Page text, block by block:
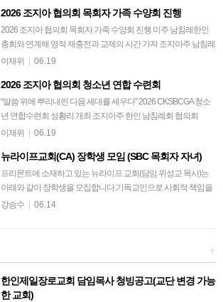
2026 조지아 협의회 목회자 가족 수양회 진행
2026 조지아 협의회 목회자 가족 수양회 진행 미주 남침례한인
총회와 연계해 영적 재충전과 교제의 시간 가져 조지아주 남침례
회 한인교회 협의회(회장 김데이빗 목사)는 지난 6월 8일부터 9
이재위 06.19
2026 조지아 협의회 청소년 연합 수련회
“말씀 위에 뿌리내린 다음 세대를 세우다” 2026 CKSBCGA 청소
년 연합수련회 성황리 개최 조지아주 한인 남침례회 협의회
(CKSBCGA)가 주최한 2026 청소년 연합수련회가 지난 5월 26일
이재위 06.19
뉴라이프교회(CA) 장학생 모임 (SBC 목회자 자녀)
프리몬트에 소재하고 있는 뉴라이프 교회(담임 위성교 목사)는
아래와 같이 장학생을 모집합니다.기독교인으로 사회적 책임을
중요시 여기는 뉴라이프 교회는 학생들에게 장학금을 수여함으
강승수 06.14
+
한인제일장로교회 담임목사 청빙공고(교단 변경 가능
한 교회)